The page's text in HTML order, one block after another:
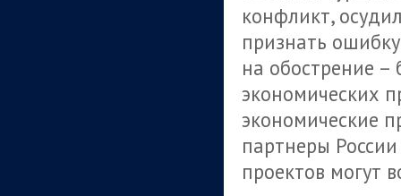
конфликт,
признать
на обострение –
экономических
экономические
партнеры
проектов могут